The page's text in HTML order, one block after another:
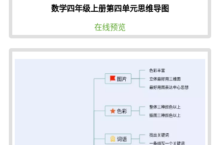
数学四年级上册第四单元思维导图
在线预览